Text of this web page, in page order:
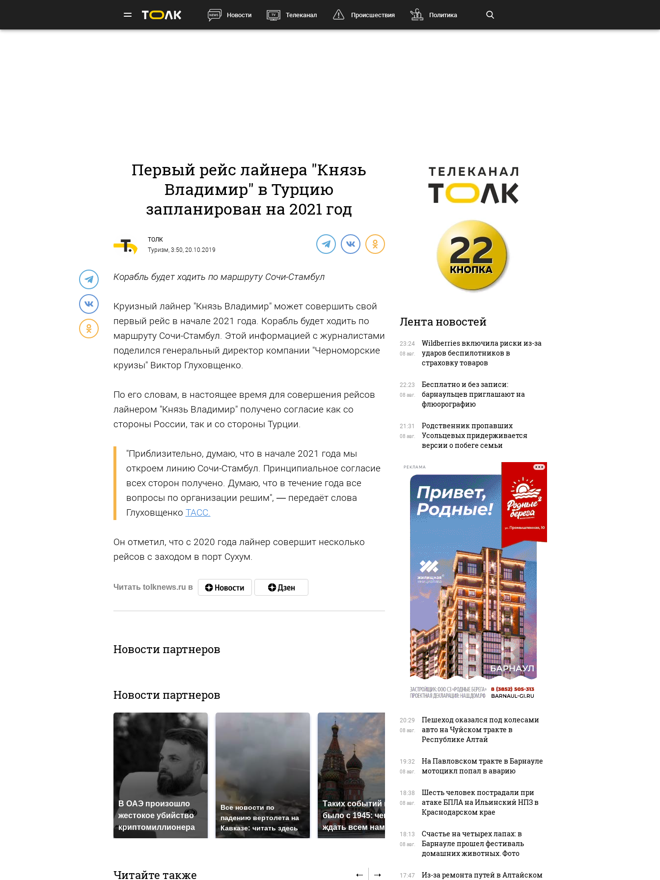
Новости Телеканал Происшествия Политика
Первый рейс лайнера "Князь
Владимир" в Турцию
запланирован на 2021 год
ТОЛК
Туризм, 3:50, 20.10.2019
Корабль будет ходить по маршруту Сочи-Стамбул
Круизный лайнер "Князь Владимир" может совершить свой
первый рейс в начале 2021 года. Корабль будет ходить по
маршруту Сочи-Стамбул. Этой информацией с журналистами
поделился генеральный директор компании "Черноморские
круизы" Виктор Глуховщенко.
По его словам, в настоящее время для совершения рейсов
лайнером "Князь Владимир" получено согласие как со
стороны России, так и со стороны Турции.
"Приблизительно, думаю, что в начале 2021 года мы
откроем линию Сочи-Стамбул. Принципиальное согласие
всех сторон получено. Думаю, что в течение года все
вопросы по организации решим", — передаёт слова
Глуховщенко ТАСС.
Он отметил, что с 2020 года лайнер совершит несколько
рейсов с заходом в порт Сухум.
Читать tolknews.ru в
Новости партнеров
Новости партнеров
В ОАЭ произошло
жестокое убийство
криптомиллионера
Все новости по
падению вертолета на
Кавказе: читать здесь
Таких событий не
было с 1945: чего
ждать всем нам?
В магазинах России
ажиотаж из-за этого
СМИ: В Химках на
полицейскую
Читайте также
Лента новостей
23:24
08 авг.
Wildberries включила риски из-за
ударов беспилотников в
страховку товаров
22:23
08 авг.
Бесплатно и без записи:
барнаульцев приглашают на
флюорографию
21:31
08 авг.
Родственник пропавших
Усольцевых придерживается
версии о побеге семьи
РЕКЛАМА
20:29
08 авг.
Пешеход оказался под колесами
авто на Чуйском тракте в
Республике Алтай
19:32
08 авг.
На Павловском тракте в Барнауле
мотоцикл попал в аварию
18:38
08 авг.
Шесть человек пострадали при
атаке БПЛА на Ильинский НПЗ в
Краснодарском крае
18:13
08 авг.
Счастье на четырех лапах: в
Барнауле прошел фестиваль
домашних животных. Фото
17:47
Из-за ремонта путей в Алтайском